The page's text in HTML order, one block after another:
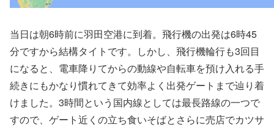
当日は朝6時前に羽田空港に到着。飛行機の出発は6時45
分ですから結構タイトです。しかし、飛行機輪行も3回目
になると、電車降りてからの動線や自転車を預け入れる手
続きにもかなり慣れてきて効率よく出発ゲートまで辿り着
けました。3時間という国内線としては最長路線の一つで
すので、ゲート近くの立ち食いそばとさらに売店でカツサ